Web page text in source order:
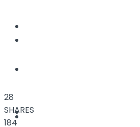
Yaşam
Dünya
28
SHARES
184